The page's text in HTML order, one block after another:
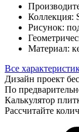
Коллекция:
Рисунок:
Материал:
Все
Дизайн проект
По
Калькулятор
Рассчитайте